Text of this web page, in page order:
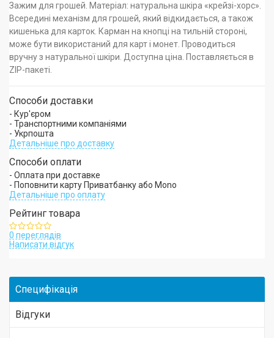
Зажим для грошей. Матеріал: натуральна шкіра «крейзі-хорс».
Всередині механізм для грошей, який відкидається, а також
кишенька для карток. Карман на кнопці на тильній стороні,
може бути використаний для карт і монет. Проводиться
вручну з натуральної шкіри. Доступна ціна. Поставляється в
ZIP-пакеті.
Способи доставки
- Кур'єром
- Транспортними компаніями
- Укрпошта
Детальніше про доставку
Способи оплати
- Оплата при доставке
- Поповнити карту Приватбанку або Mono
Детальніше про оплату
Рейтинг товара
0 переглядів
Написати відгук
Специфікація
Відгуки